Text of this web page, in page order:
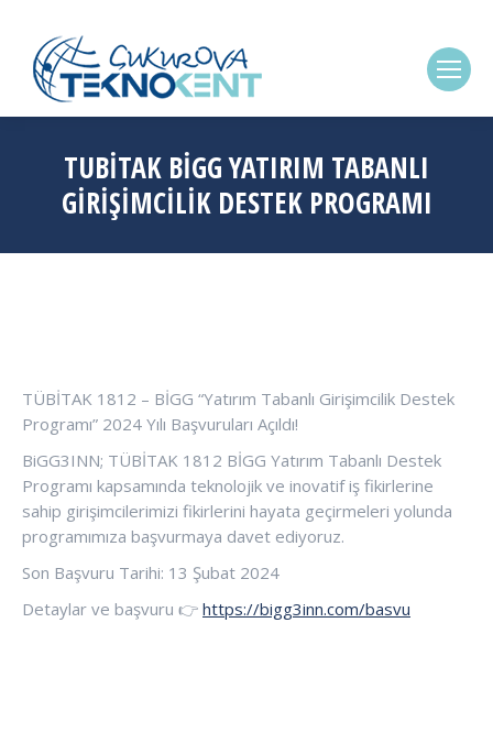
TUBİTAK BİGG YATIRIM TABANLI
GIRIŞIMCILIK DESTEK PROGRAMI
TÜBİTAK 1812 – BİGG “Yatırım Tabanlı Girişimcilik Destek
Programı” 2024 Yılı Başvuruları Açıldı!
BiGG3INN; TÜBİTAK 1812 BİGG Yatırım Tabanlı Destek
Programı kapsamında teknolojik ve inovatif iş fikirlerine
sahip girişimcilerimizi fikirlerini hayata geçirmeleri yolunda
programımıza başvurmaya davet ediyoruz.
Son Başvuru Tarihi: 13 Şubat 2024
Detaylar ve başvuru 👉 https://bigg3inn.com/basvu